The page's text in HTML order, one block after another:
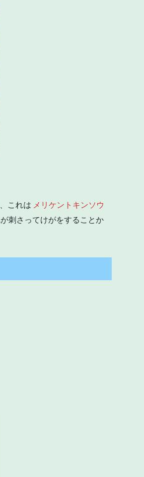
これは メリケントキンソウ
刺さってけがをすることか